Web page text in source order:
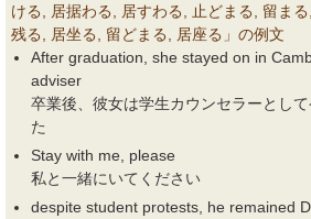
ける, 居据わる, 居すわる, 止どまる, 留ま
残る, 居坐る, 留どまる, 居座る」の例文
After graduation, she stayed on in
adviser
卒業後、彼女は学生カウンセラーとし
た
Stay with me, please
私と一緒にいてください
despite student protests, he remained